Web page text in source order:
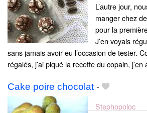
L’autre jour,
manger chez
pour la
J’en voyais
sans jamais avoir eu l’occasion de tester.
régalés, j’ai piqué la recette du copain, j’en
Cake poire chocolat -
Stephopoloc